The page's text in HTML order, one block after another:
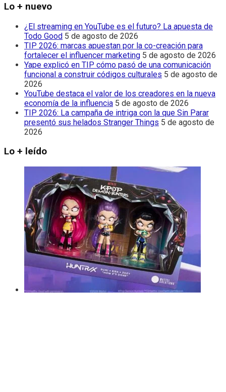
Lo + nuevo
¿El streaming en YouTube es el futuro? La apuesta de
Todo Good 5 de agosto de 2026
TIP 2026: marcas apuestan por la co-creación para
fortalecer el influencer marketing 5 de agosto de 2026
Yape explicó en TIP cómo pasó de una comunicación
funcional a construir códigos culturales 5 de agosto de
2026
YouTube destaca el valor de los creadores en la nueva
economía de la influencia 5 de agosto de 2026
TIP 2026: La campaña de intriga con la que Sin Parar
presentó sus helados Stranger Things 5 de agosto de
2026
Lo + leído